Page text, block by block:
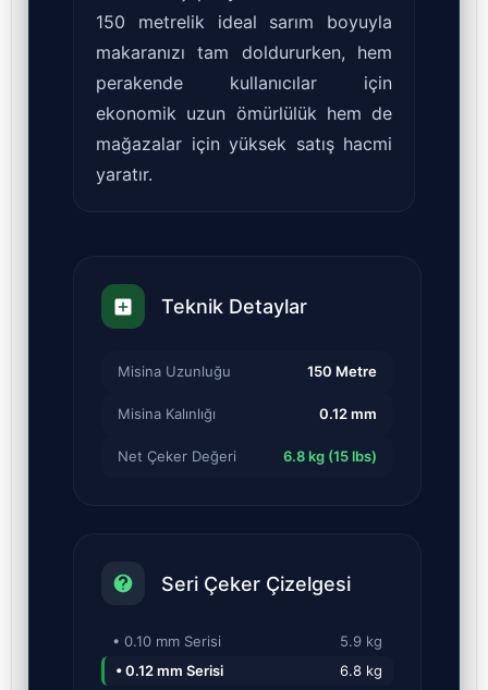
150 metrelik ideal sarım boyuyla
makaranızı tam doldururken, hem
perakende kullanıcılar için
ekonomik uzun ömürlülük hem de
mağazalar için yüksek satış hacmi
yaratır.
Teknik Detaylar
Misina Uzunluğu 150 Metre
Misina Kalınlığı 0.12 mm
Net Çeker Değeri 6.8 kg (15 lbs)
Seri Çeker Çizelgesi
• 0.10 mm Serisi
5.9 kg
• 0.12 mm Serisi
6.8 kg